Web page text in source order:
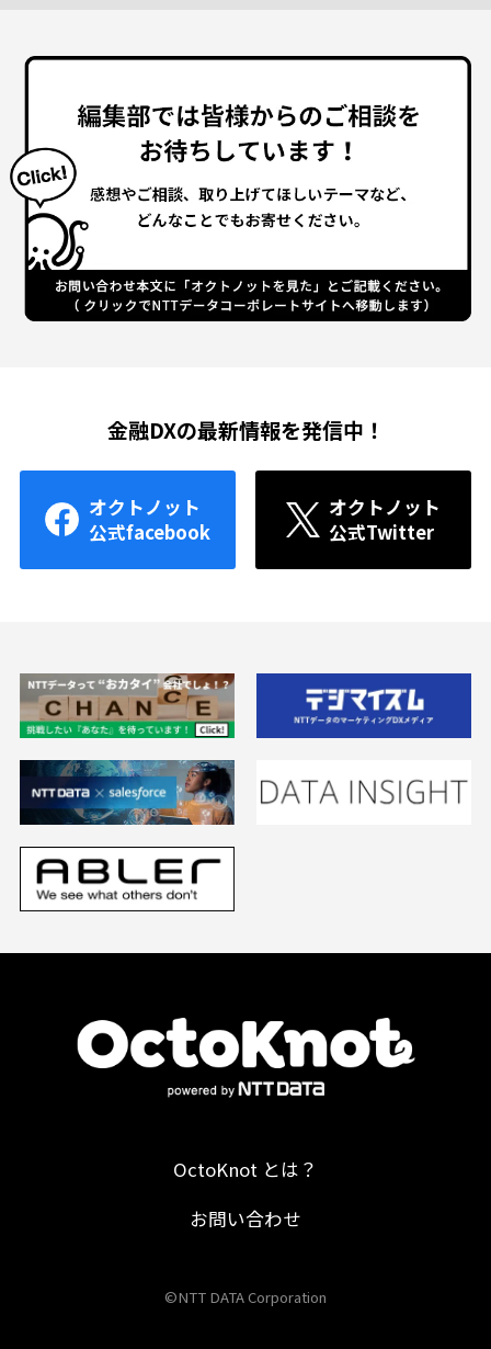
金融DXの最新情報を発信中！
オクトノット
公式facebook
オクトノット
公式Twitter
OctoKnot とは？
お問い合わせ
©NTT DATA Corporation